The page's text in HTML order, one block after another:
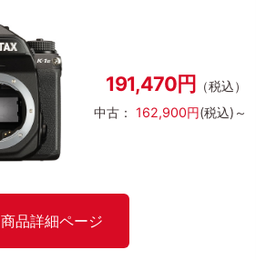
191,470円
（税込）
中古： 162,900円(税込)～
商品詳細ページ